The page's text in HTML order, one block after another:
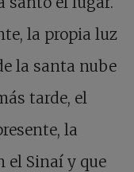
la propia luz
la santa nube
tarde, el
la
el Sinaí y que